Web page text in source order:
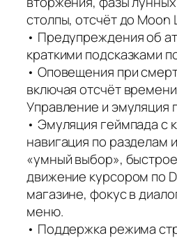
столпы, отсчёт до Moon
• Предупреждения об
краткими подсказками
• Оповещения при
включая отсчёт
Управление и эмуляция
• Эмуляция геймпада с
навигация по разделам
«умный выбор»,
движение курсором по
магазине, фокус в
меню.
• Поддержка режима